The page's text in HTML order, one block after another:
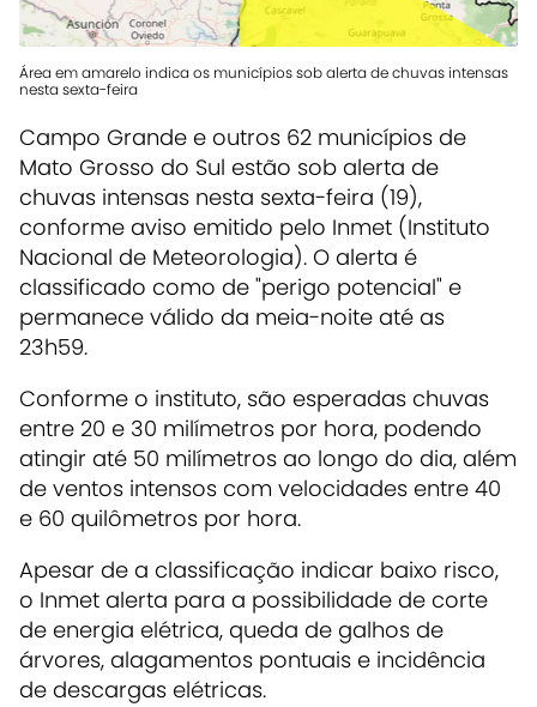
Área em amarelo indica os municípios sob alerta de chuvas intensas
nesta sexta-feira
Campo Grande e outros 62 municípios de
Mato Grosso do Sul estão sob alerta de
chuvas intensas nesta sexta-feira (19),
conforme aviso emitido pelo Inmet (Instituto
Nacional de Meteorologia). O alerta é
classificado como de "perigo potencial" e
permanece válido da meia-noite até as
23h59.
Conforme o instituto, são esperadas chuvas
entre 20 e 30 milímetros por hora, podendo
atingir até 50 milímetros ao longo do dia, além
de ventos intensos com velocidades entre 40
e 60 quilômetros por hora.
Apesar de a classificação indicar baixo risco,
o Inmet alerta para a possibilidade de corte
de energia elétrica, queda de galhos de
árvores, alagamentos pontuais e incidência
de descargas elétricas.